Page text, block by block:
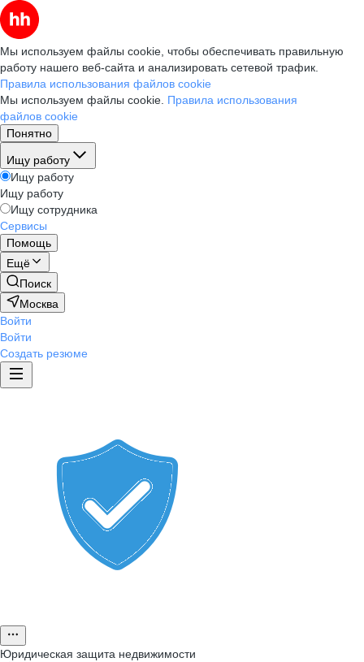
Мы используем файлы cookie, чтобы обеспечивать правильную
работу нашего веб-сайта и анализировать сетевой трафик.
Правила использования файлов cookie
Мы используем файлы cookie. Правила использования
файлов cookie
Понятно
Ищу работу
Ищу работу
Ищу работу
Ищу сотрудника
Сервисы
Помощь
Ещё
Поиск
Москва
Войти
Войти
Создать резюме
Юридическая защита недвижимости